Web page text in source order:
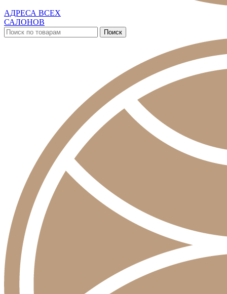
АДРЕСА ВСЕХ
САЛОНОВ